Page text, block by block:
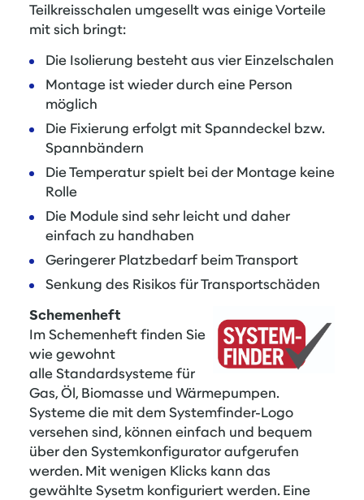
Teilkreisschalen umgesellt was einige Vorteile
mit sich bringt:
Die Isolierung besteht aus vier Einzelschalen
Montage ist wieder durch eine Person
möglich
Die Fixierung erfolgt mit Spanndeckel bzw.
Spannbändern
Die Temperatur spielt bei der Montage keine
Rolle
Die Module sind sehr leicht und daher
einfach zu handhaben
Geringerer Platzbedarf beim Transport
Senkung des Risikos für Transportschäden
Schemenheft
Im Schemenheft finden Sie
wie gewohnt
alle Standardsysteme für
Gas, Öl, Biomasse und Wärmepumpen.
Systeme die mit dem Systemfinder-Logo
versehen sind, können einfach und bequem
über den Systemkonfiguratoraufgerufen
werden. Mit wenigen Klicks kann das
gewählte Sysetm konfiguriert werden. Eine